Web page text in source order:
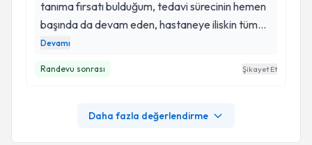
tanıma fırsatı bulduğum, tedavi sürecinin hemen
başında da devam eden, hastaneye iliskin tüm
olumsuz düşüncelerimi; samimi ve sıcak yaklaşımı
profesyonellikten ödün vermeyen duruşu
Devamı
Randevu sonrası Şikayet Et
Daha fazla değerlendirme